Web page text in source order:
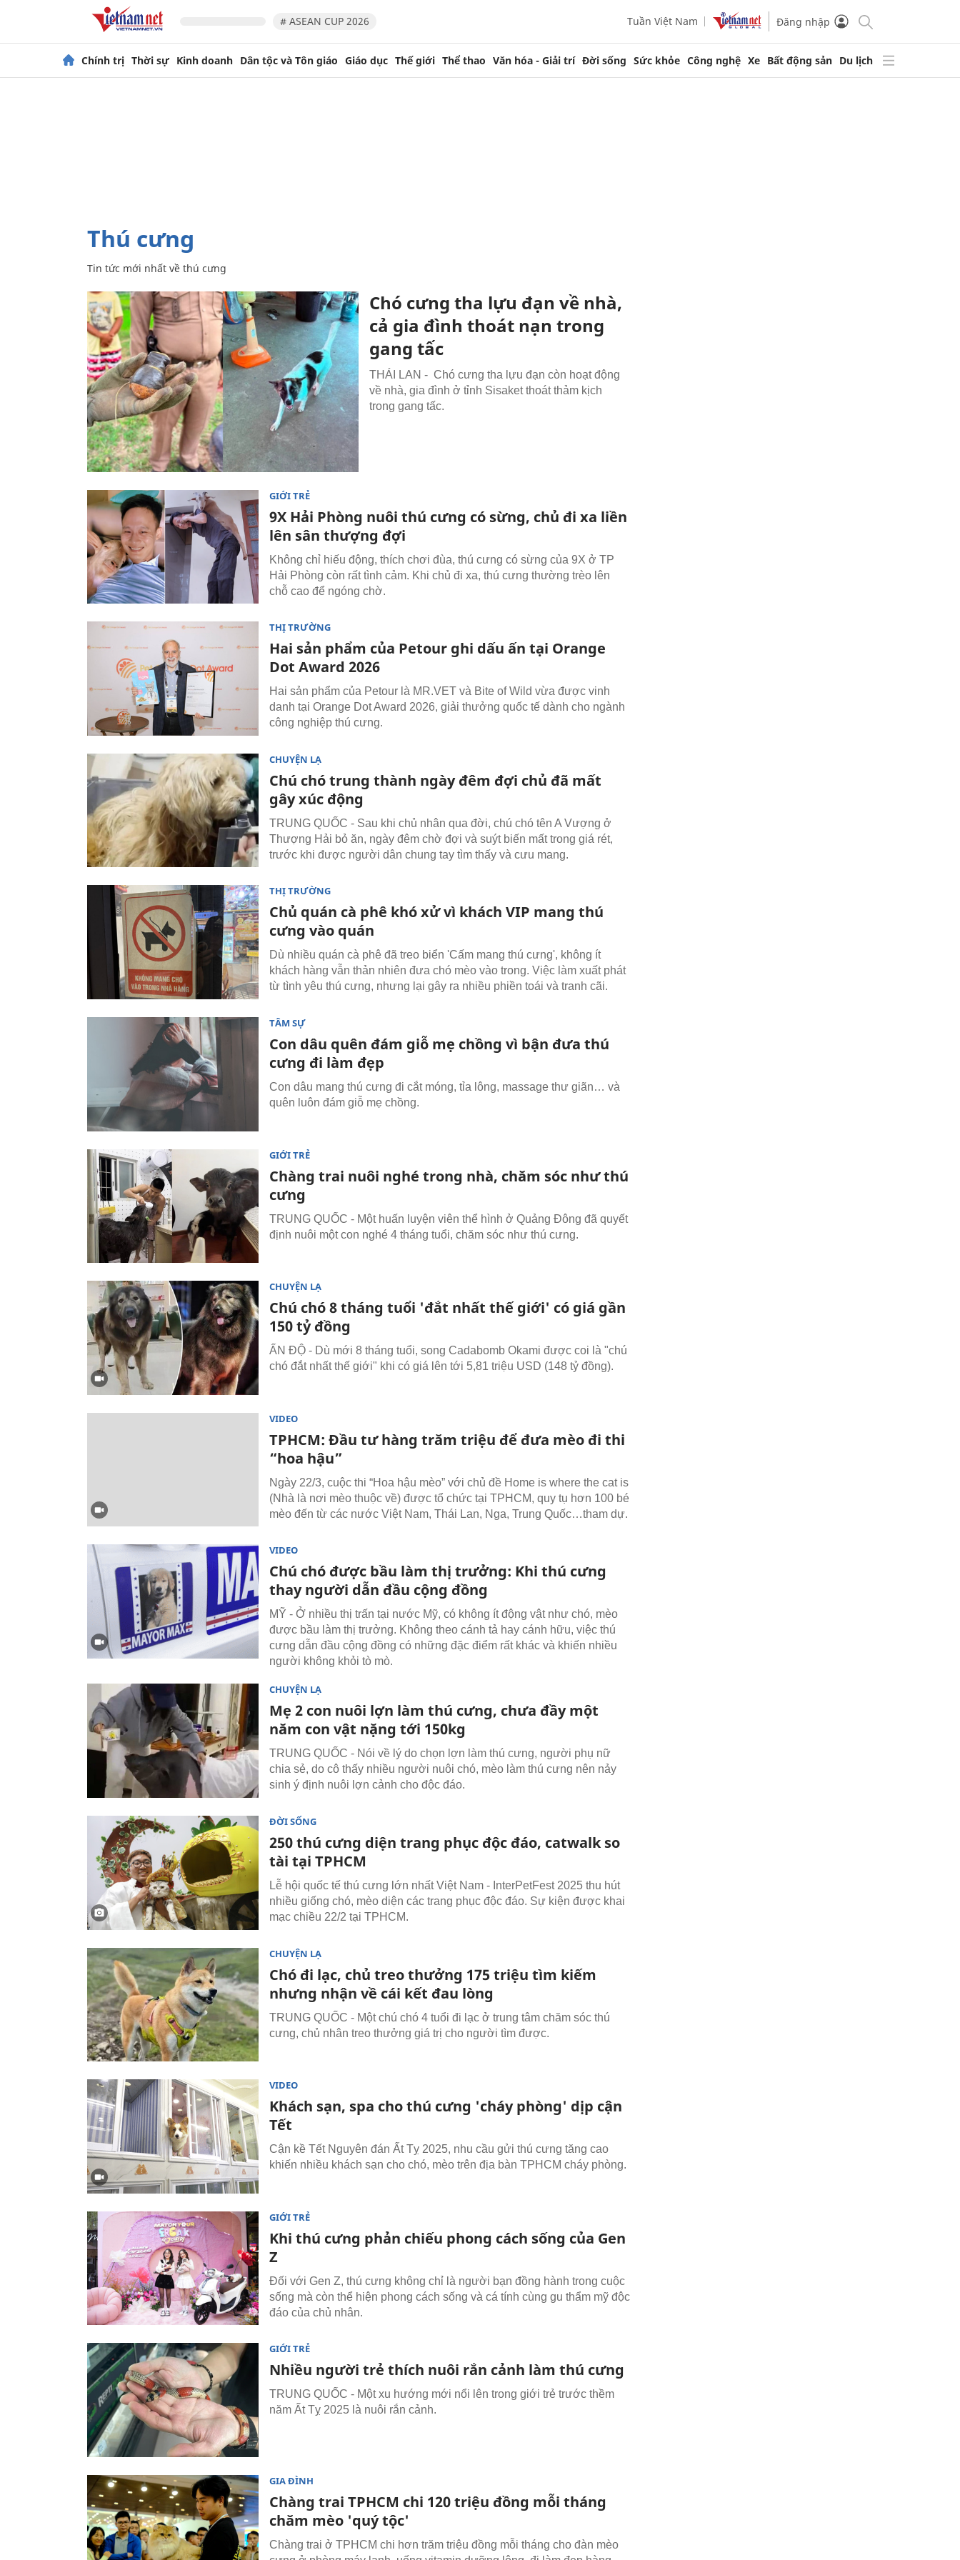
# ASEAN CUP 2026 Tuần Việt Nam Đăng nhập
Chính trị Thời sự Kinh doanh Dân tộc và Tôn giáo Giáo dục Thế giới Thể thao Văn hóa - Giải trí Đời sống Sức khỏe Công nghệ Xe Bất động sản Du lịch
thú cưng
Tin tức mới nhất về thú cưng
Chó cưng tha lựu đạn về nhà,
cả gia đình thoát nạn trong
gang tấc
THÁI LAN - Chó cưng tha lựu đạn còn hoạt động
về nhà, gia đình ở tỉnh Sisaket thoát thảm kịch
trong gang tấc.
GIỚI TRẺ
9X Hải Phòng nuôi thú cưng có sừng, chủ đi xa liền
lên sân thượng đợi
Không chỉ hiếu động, thích chơi đùa, thú cưng có sừng của 9X ở TP
Hải Phòng còn rất tình cảm. Khi chủ đi xa, thú cưng thường trèo lên
chỗ cao để ngóng chờ.
THỊ TRƯỜNG
Hai sản phẩm của Petour ghi dấu ấn tại Orange
Dot Award 2026
Hai sản phẩm của Petour là MR.VET và Bite of Wild vừa được vinh
danh tại Orange Dot Award 2026, giải thưởng quốc tế dành cho ngành
công nghiệp thú cưng.
CHUYỆN LẠ
Chú chó trung thành ngày đêm đợi chủ đã mất
gây xúc động
TRUNG QUỐC - Sau khi chủ nhân qua đời, chú chó tên A Vượng ở
Thượng Hải bỏ ăn, ngày đêm chờ đợi và suýt biến mất trong giá rét,
trước khi được người dân chung tay tìm thấy và cưu mang.
THỊ TRƯỜNG
Chủ quán cà phê khó xử vì khách VIP mang thú
cưng vào quán
Dù nhiều quán cà phê đã treo biển 'Cấm mang thú cưng', không ít
khách hàng vẫn thản nhiên đưa chó mèo vào trong. Việc làm xuất phát
từ tình yêu thú cưng, nhưng lại gây ra nhiều phiền toái và tranh cãi.
TÂM SỰ
Con dâu quên đám giỗ mẹ chồng vì bận đưa thú
cưng đi làm đẹp
Con dâu mang thú cưng đi cắt móng, tỉa lông, massage thư giãn… và
quên luôn đám giỗ mẹ chồng.
GIỚI TRẺ
Chàng trai nuôi nghé trong nhà, chăm sóc như thú
cưng
TRUNG QUỐC - Một huấn luyện viên thể hình ở Quảng Đông đã quyết
định nuôi một con nghé 4 tháng tuổi, chăm sóc như thú cưng.
CHUYỆN LẠ
Chú chó 8 tháng tuổi 'đắt nhất thế giới' có giá gần
150 tỷ đồng
ẤN ĐỘ - Dù mới 8 tháng tuổi, song Cadabomb Okami được coi là "chú
chó đắt nhất thế giới" khi có giá lên tới 5,81 triệu USD (148 tỷ đồng).
VIDEO
TPHCM: Đầu tư hàng trăm triệu để đưa mèo đi thi
“hoa hậu”
Ngày 22/3, cuộc thi “Hoa hậu mèo” với chủ đề Home is where the cat is
(Nhà là nơi mèo thuộc về) được tổ chức tại TPHCM, quy tụ hơn 100 bé
mèo đến từ các nước Việt Nam, Thái Lan, Nga, Trung Quốc…tham dự.
VIDEO
Chú chó được bầu làm thị trưởng: Khi thú cưng
thay người dẫn đầu cộng đồng
MỸ - Ở nhiều thị trấn tại nước Mỹ, có không ít động vật như chó, mèo
được bầu làm thị trưởng. Không theo cánh tả hay cánh hữu, việc thú
cưng dẫn đầu cộng đồng có những đặc điểm rất khác và khiến nhiều
người không khỏi tò mò.
CHUYỆN LẠ
Mẹ 2 con nuôi lợn làm thú cưng, chưa đầy một
năm con vật nặng tới 150kg
TRUNG QUỐC - Nói về lý do chọn lợn làm thú cưng, người phụ nữ
chia sẻ, do cô thấy nhiều người nuôi chó, mèo làm thú cưng nên nảy
sinh ý định nuôi lợn cảnh cho độc đáo.
ĐỜI SỐNG
250 thú cưng diện trang phục độc đáo, catwalk so
tài tại TPHCM
Lễ hội quốc tế thú cưng lớn nhất Việt Nam - InterPetFest 2025 thu hút
nhiều giống chó, mèo diện các trang phục độc đáo. Sự kiện được khai
mạc chiều 22/2 tại TPHCM.
CHUYỆN LẠ
Chó đi lạc, chủ treo thưởng 175 triệu tìm kiếm
nhưng nhận về cái kết đau lòng
TRUNG QUỐC - Một chú chó 4 tuổi đi lạc ở trung tâm chăm sóc thú
cưng, chủ nhân treo thưởng giá trị cho người tìm được.
VIDEO
Khách sạn, spa cho thú cưng 'cháy phòng' dịp cận
Tết
Cận kề Tết Nguyên đán Ất Tỵ 2025, nhu cầu gửi thú cưng tăng cao
khiến nhiều khách sạn cho chó, mèo trên địa bàn TPHCM cháy phòng.
GIỚI TRẺ
Khi thú cưng phản chiếu phong cách sống của Gen
Z
Đối với Gen Z, thú cưng không chỉ là người bạn đồng hành trong cuộc
sống mà còn thể hiện phong cách sống và cá tính cùng gu thẩm mỹ độc
đáo của chủ nhân.
GIỚI TRẺ
Nhiều người trẻ thích nuôi rắn cảnh làm thú cưng
TRUNG QUỐC - Một xu hướng mới nổi lên trong giới trẻ trước thềm
năm Ất Tỵ 2025 là nuôi rắn cảnh.
GIA ĐÌNH
Chàng trai TPHCM chi 120 triệu đồng mỗi tháng
chăm mèo 'quý tộc'
Chàng trai ở TPHCM chi hơn trăm triệu đồng mỗi tháng cho đàn mèo